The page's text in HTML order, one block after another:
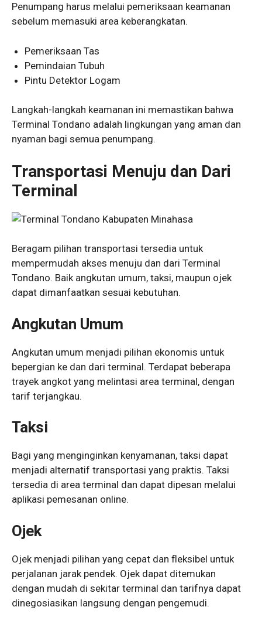
Penumpang harus melalui pemeriksaan keamanan
sebelum memasuki area keberangkatan.
Pemeriksaan Tas
Pemindaian Tubuh
Pintu Detektor Logam
Langkah-langkah keamanan ini memastikan bahwa
Terminal Tondano adalah lingkungan yang aman dan
nyaman bagi semua penumpang.
Transportasi Menuju dan Dari
Terminal
Beragam pilihan transportasi tersedia untuk
mempermudah akses menuju dan dari Terminal
Tondano. Baik angkutan umum, taksi, maupun ojek
dapat dimanfaatkan sesuai kebutuhan.
Angkutan Umum
Angkutan umum menjadi pilihan ekonomis untuk
bepergian ke dan dari terminal. Terdapat beberapa
trayek angkot yang melintasi area terminal, dengan
tarif terjangkau.
Taksi
Bagi yang menginginkan kenyamanan, taksi dapat
menjadi alternatif transportasi yang praktis. Taksi
tersedia di area terminal dan dapat dipesan melalui
aplikasi pemesanan online.
Ojek
Ojek menjadi pilihan yang cepat dan fleksibel untuk
perjalanan jarak pendek. Ojek dapat ditemukan
dengan mudah di sekitar terminal dan tarifnya dapat
dinegosiasikan langsung dengan pengemudi.